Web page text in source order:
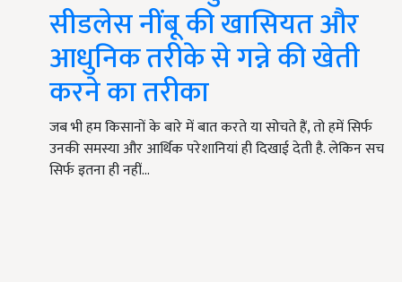
सीडलेस नींबू की खासियत और
आधुनिक तरीके से गन्ने की खेती
करने का तरीका
जब भी हम किसानों के बारे में बात करते या सोचते हैं, तो हमें सिर्फ
उनकी समस्या और आर्थिक परेशानियां ही दिखाई देती है. लेकिन सच
सिर्फ इतना ही नहीं…